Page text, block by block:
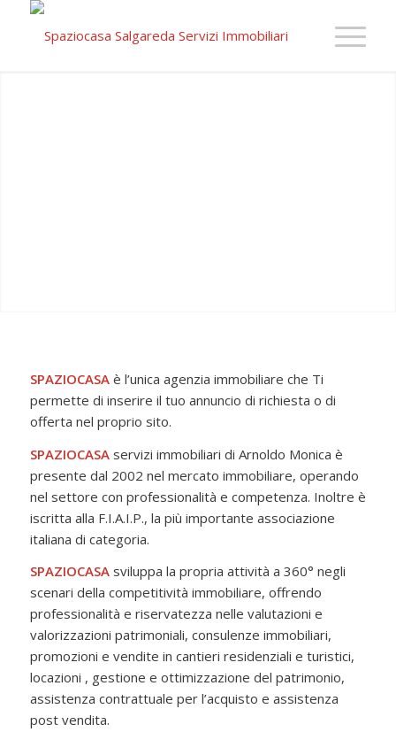
SPAZIOCASAè l’unica agenzia immobiliare che Ti
permette di inserire il tuo annuncio di richiesta o di
offerta nel proprio sito.
SPAZIOCASAservizi immobiliari di Arnoldo Monica è
presente dal 2002 nel mercato immobiliare, operando
nel settore con professionalità e competenza. Inoltre è
iscritta alla F.I.A.I.P., la più importante associazione
italiana di categoria.
SPAZIOCASAsviluppa la propria attività a 360° negli
scenari della competitività immobiliare, offrendo
professionalità e riservatezza nelle valutazioni e
valorizzazioni patrimoniali, consulenze immobiliari,
promozioni e vendite in cantieri residenziali e turistici,
locazioni , gestione e ottimizzazione del patrimonio,
assistenza contrattuale per l’acquisto e assistenza
post vendita.